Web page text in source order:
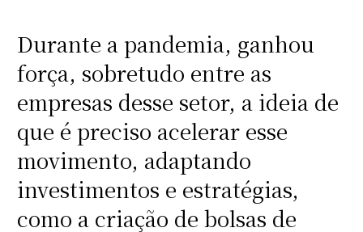
Durante a pandemia, ganhou
força, sobretudo entre as
empresas desse setor, a ideia de
que é preciso acelerar esse
movimento, adaptando
investimentos e estratégias,
como a criação de bolsas de